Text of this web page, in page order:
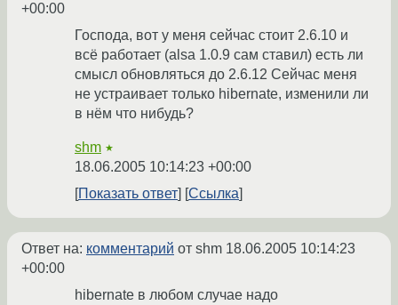
+00:00
Господа, вот у меня сейчас стоит 2.6.10 и
всё работает (alsa 1.0.9 сам ставил) есть ли
смысл обновляться до 2.6.12 Сейчас меня
не устраивает только hibernate, изменили ли
в нём что нибудь?
shm ★
18.06.2005 10:14:23 +00:00
Показать ответ
Ссылка
Ответ на: комментарий от shm 18.06.2005 10:14:23
+00:00
hibernate в любом случае надо